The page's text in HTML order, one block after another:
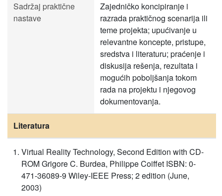
Sadržaj praktične
nastave
Zajedničko koncipiranje i
razrada praktičnog scenarija ili
teme projekta; upućivanje u
relevantne koncepte, pristupe,
sredstva i literaturu; praćenje i
diskusija rešenja, rezultata i
mogućih poboljšanja tokom
rada na projektu i njegovog
dokumentovanja.
Literatura
Virtual Reality Technology, Second Edition with CD-
ROM Grigore C. Burdea, Philippe Coiffet ISBN: 0-
471-36089-9 Wiley-IEEE Press; 2 edition (June,
2003)